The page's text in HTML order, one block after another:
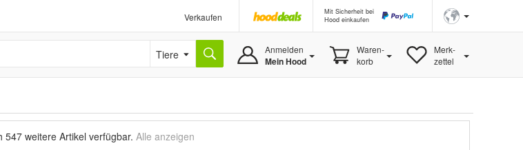
Verkaufen
Mit Sicherheit bei
Hood einkaufen
Tiere Anmelden
Mein Hood
Waren-
korb
Merk-
zettel
547 weitere Artikel verfügbar. Alle anzeigen